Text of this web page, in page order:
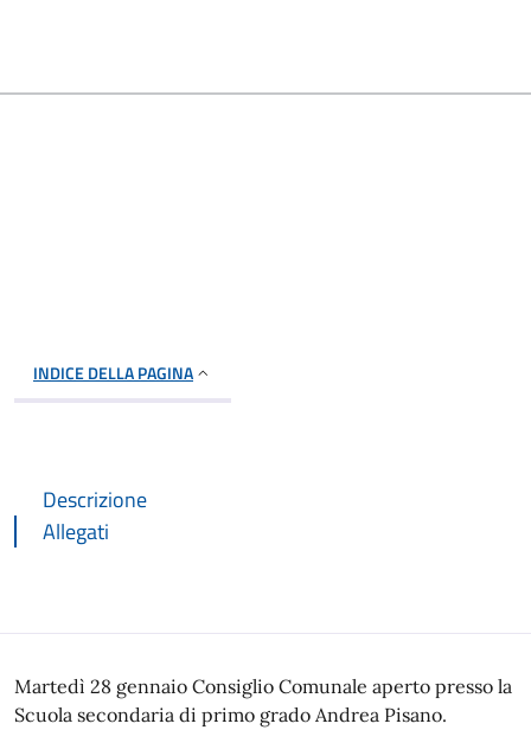
INDICE DELLA PAGINA
Descrizione
Allegati
Descrizione
Martedì 28 gennaio Consiglio Comunale aperto presso la
Scuola secondaria di primo grado Andrea Pisano.